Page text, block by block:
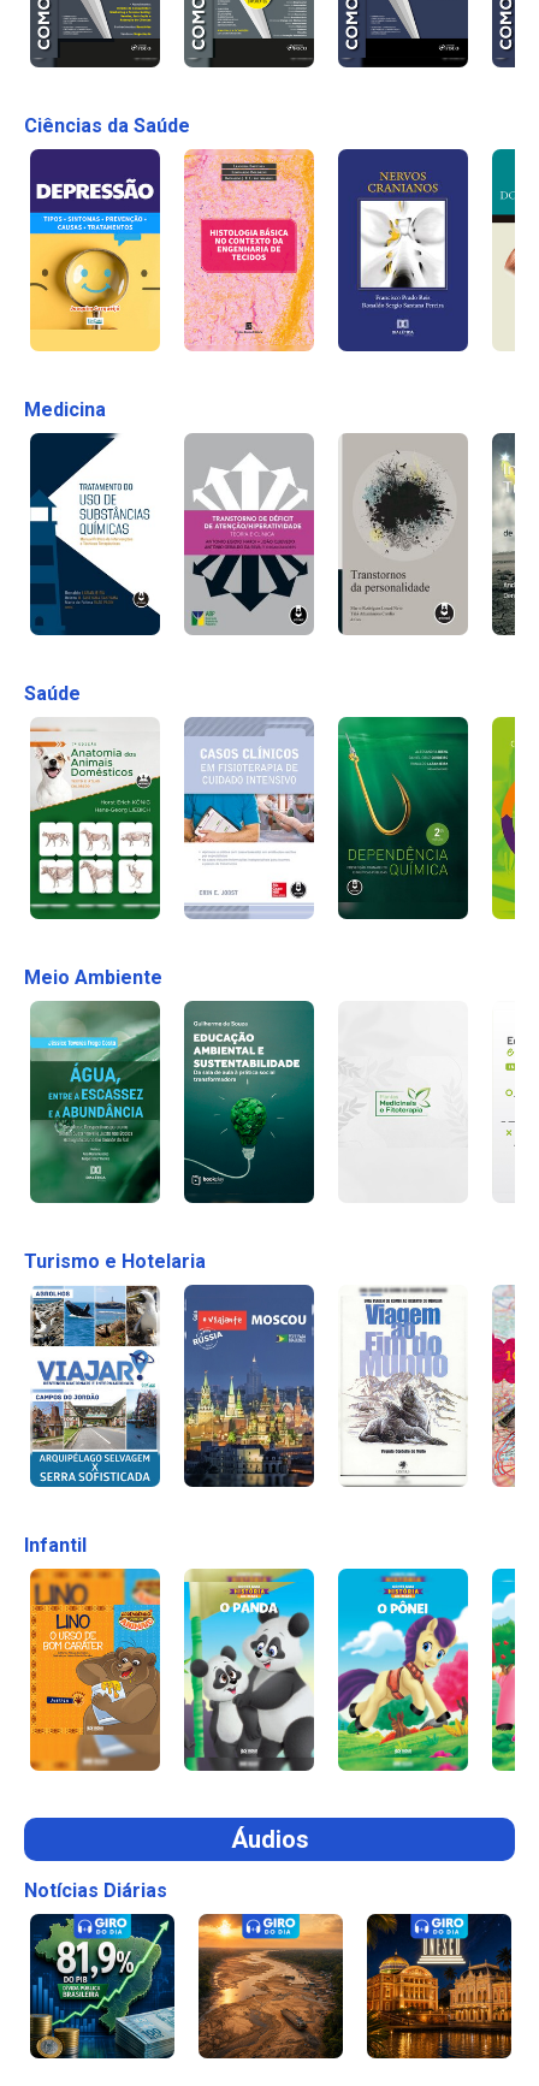
Ciências da Saúde
Medicina
Saúde
Meio Ambiente
Turismo e Hotelaria
Infantil
Áudios
Notícias Diárias